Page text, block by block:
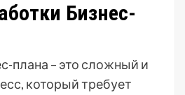
Бизнес-
плана – это сложный и
который требует